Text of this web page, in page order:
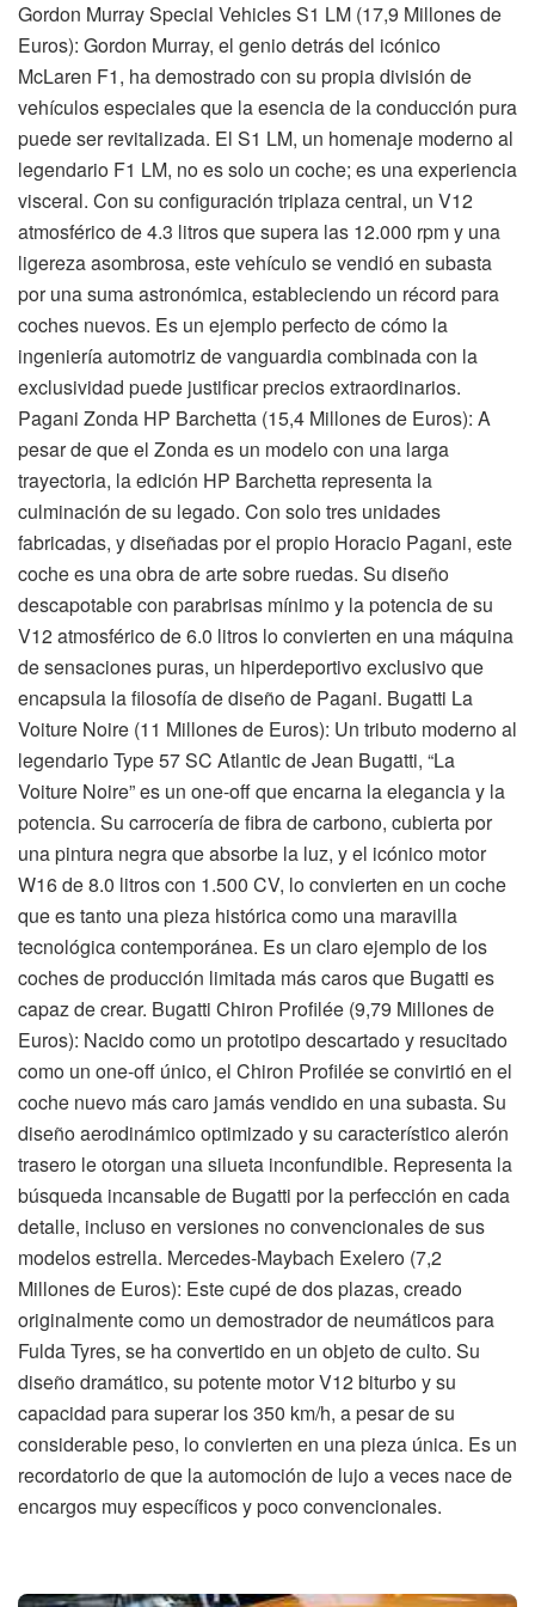
Gordon Murray Special Vehicles S1 LM (17,9 Millones de
Euros): Gordon Murray, el genio detrás del icónico
McLaren F1, ha demostrado con su propia división de
vehículos especiales que la esencia de la conducción pura
puede ser revitalizada. El S1 LM, un homenaje moderno al
legendario F1 LM, no es solo un coche; es una experiencia
visceral. Con su configuración triplaza central, un V12
atmosférico de 4.3 litros que supera las 12.000 rpm y una
ligereza asombrosa, este vehículo se vendió en subasta
por una suma astronómica, estableciendo un récord para
coches nuevos. Es un ejemplo perfecto de cómo la
ingeniería automotriz de vanguardia combinada con la
exclusividad puede justificar precios extraordinarios.
Pagani Zonda HP Barchetta (15,4 Millones de Euros): A
pesar de que el Zonda es un modelo con una larga
trayectoria, la edición HP Barchetta representa la
culminación de su legado. Con solo tres unidades
fabricadas, y diseñadas por el propio Horacio Pagani, este
coche es una obra de arte sobre ruedas. Su diseño
descapotable con parabrisas mínimo y la potencia de su
V12 atmosférico de 6.0 litros lo convierten en una máquina
de sensaciones puras, un hiperdeportivo exclusivo que
encapsula la filosofía de diseño de Pagani. Bugatti La
Voiture Noire (11 Millones de Euros): Un tributo moderno al
legendario Type 57 SC Atlantic de Jean Bugatti, “La
Voiture Noire” es un one-off que encarna la elegancia y la
potencia. Su carrocería de fibra de carbono, cubierta por
una pintura negra que absorbe la luz, y el icónico motor
W16 de 8.0 litros con 1.500 CV, lo convierten en un coche
que es tanto una pieza histórica como una maravilla
tecnológica contemporánea. Es un claro ejemplo de los
coches de producción limitada más caros que Bugatti es
capaz de crear. Bugatti Chiron Profilée (9,79 Millones de
Euros): Nacido como un prototipo descartado y resucitado
como un one-off único, el Chiron Profilée se convirtió en el
coche nuevo más caro jamás vendido en una subasta. Su
diseño aerodinámico optimizado y su característico alerón
trasero le otorgan una silueta inconfundible. Representa la
búsqueda incansable de Bugatti por la perfección en cada
detalle, incluso en versiones no convencionales de sus
modelos estrella. Mercedes-Maybach Exelero (7,2
Millones de Euros): Este cupé de dos plazas, creado
originalmente como un demostrador de neumáticos para
Fulda Tyres, se ha convertido en un objeto de culto. Su
diseño dramático, su potente motor V12 biturbo y su
capacidad para superar los 350 km/h, a pesar de su
considerable peso, lo convierten en una pieza única. Es un
recordatorio de que la automoción de lujo a veces nace de
encargos muy específicos y poco convencionales.